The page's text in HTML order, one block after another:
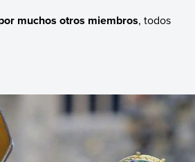
muchos otros miembros, todos